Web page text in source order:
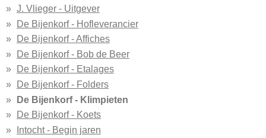
J. Vlieger - Uitgever
De Bijenkorf - Hofleverancier
De Bijenkorf - Affiches
De Bijenkorf - Bob de Beer
De Bijenkorf - Etalages
De Bijenkorf - Folders
De Bijenkorf - Klimpieten
De Bijenkorf - Koets
Intocht - Begin jaren